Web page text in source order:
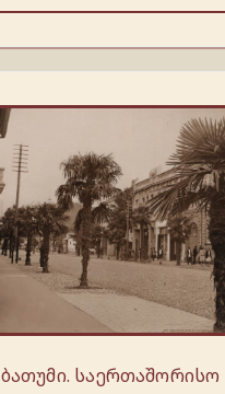
ბათუმი. საერთაშორისო